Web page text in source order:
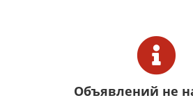
Объявлений не